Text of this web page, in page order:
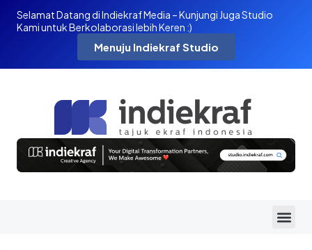
Selamat Datang di Indiekraf Media – Kunjungi Juga Studio
Kami untuk Berkolaborasi lebih Keren :)
Menuju Indiekraf Studio